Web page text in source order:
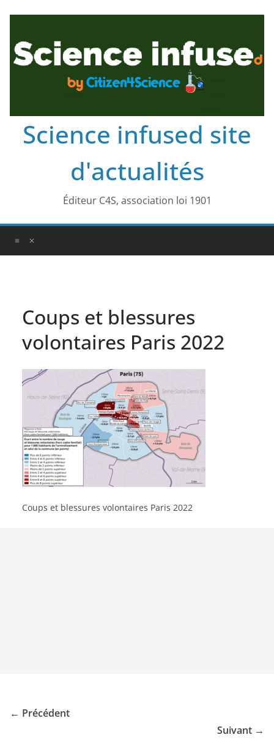
Science infused site
d'actualités
Éditeur C4S, association loi 1901
Coups et blessures
volontaires Paris 2022
Coups et blessures volontaires Paris 2022
← Précédent
Suivant →